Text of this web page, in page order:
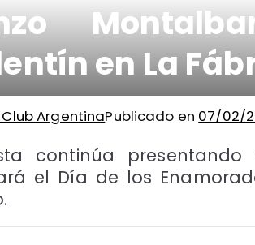
en La
ArgentinaPublicado en 07/02/
continúa
el Día de los